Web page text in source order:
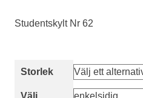
Studentskylt Nr 62
Storlek
Välj